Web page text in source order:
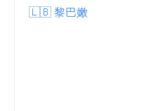
h
🇱🇧 黎巴嫩